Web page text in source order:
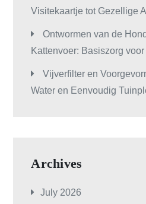
Visitekaartje tot Gezellige
Ontwormen van de
Kattenvoer: Basiszorg
Vijverfilter en
Water en Eenvoudig
Archives
July 2026